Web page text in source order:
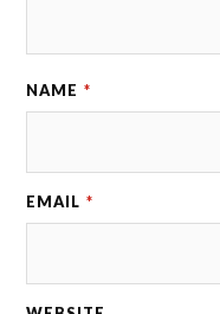
NAME *
EMAIL *